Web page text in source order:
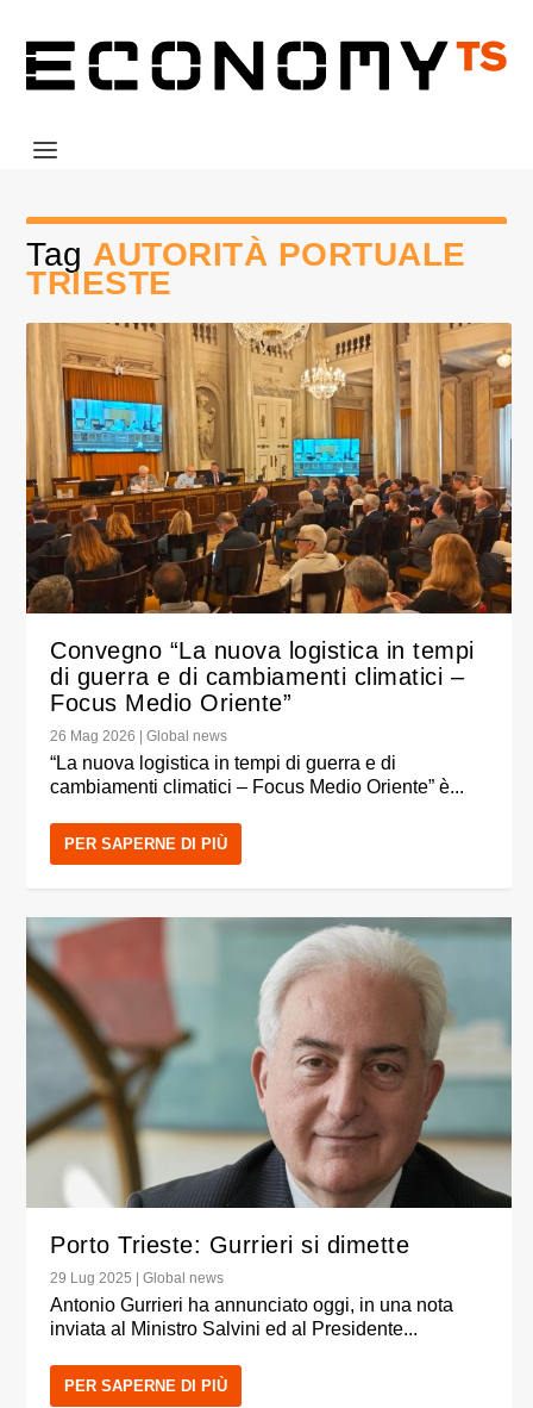
Tag AUTORITÀ PORTUALE
TRIESTE
Convegno “La nuova logistica in tempi
di guerra e di cambiamenti climatici –
Focus Medio Oriente”
26 Mag 2026 |Global news
“La nuova logistica in tempi di guerra e di
cambiamenti climatici – Focus Medio Oriente” è...
PER SAPERNE DI PIÙ
Porto Trieste: Gurrieri si dimette
29 Lug 2025 |Global news
Antonio Gurrieri ha annunciato oggi, in una nota
inviata al Ministro Salvini ed al Presidente...
PER SAPERNE DI PIÙ